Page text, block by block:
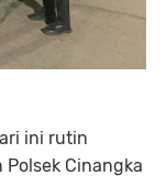
ini rutin
Cinangka